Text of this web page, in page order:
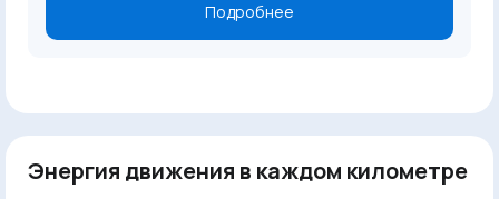
Подробнее
Энергия движения в каждом километре